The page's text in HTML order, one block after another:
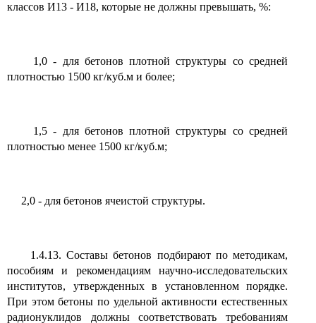
классов И13 - И18, которые не должны превышать, %:
1,0 - для бетонов плотной структуры со средней
плотностью 1500 кг/куб.м и более;
1,5 - для бетонов плотной структуры со средней
плотностью менее 1500 кг/куб.м;
2,0 - для бетонов ячеистой структуры.
1.4.13. Составы бетонов подбирают по методикам,
пособиям и рекомендациям научно-исследовательских
институтов, утвержденных в установленном порядке.
При этом бетоны по удельной активности естественных
радионуклидов должны соответствовать требованиям